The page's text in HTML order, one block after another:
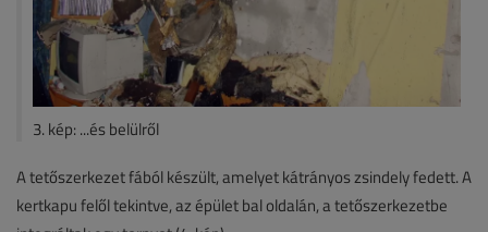
3. kép: ...és belülről
A tetőszerkezet fából készült, amelyet kátrányos zsindely fedett. A
kertkapu felől tekintve, az épület bal oldalán, a tetőszerkezetbe